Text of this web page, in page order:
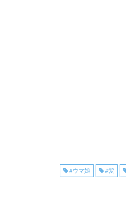
#ウマ娘 #髪